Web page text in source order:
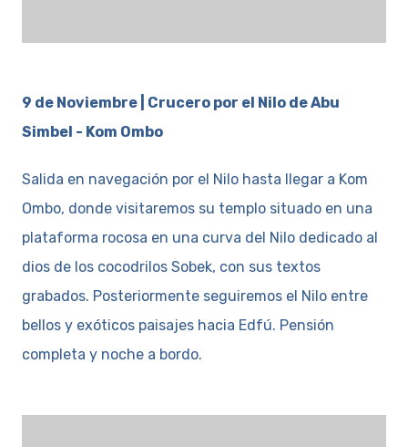
9 de Noviembre | Crucero por el Nilo de Abu
Simbel - Kom Ombo
Salida en navegación por el Nilo hasta llegar a Kom
Ombo, donde visitaremos su templo situado en una
plataforma rocosa en una curva del Nilo dedicado al
dios de los cocodrilos Sobek, con sus textos
grabados. Posteriormente seguiremos el Nilo entre
bellos y exóticos paisajes hacia Edfú. Pensión
completa y noche a bordo.